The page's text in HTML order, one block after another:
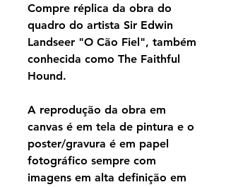
Compre réplica da obra do
quadro do artista Sir Edwin
Landseer "O Cão Fiel", também
conhecida como The Faithful
Hound.
A reprodução da obra em
canvas é em tela de pintura e o
poster/gravura é em papel
fotográfico sempre com
imagens em alta definição em